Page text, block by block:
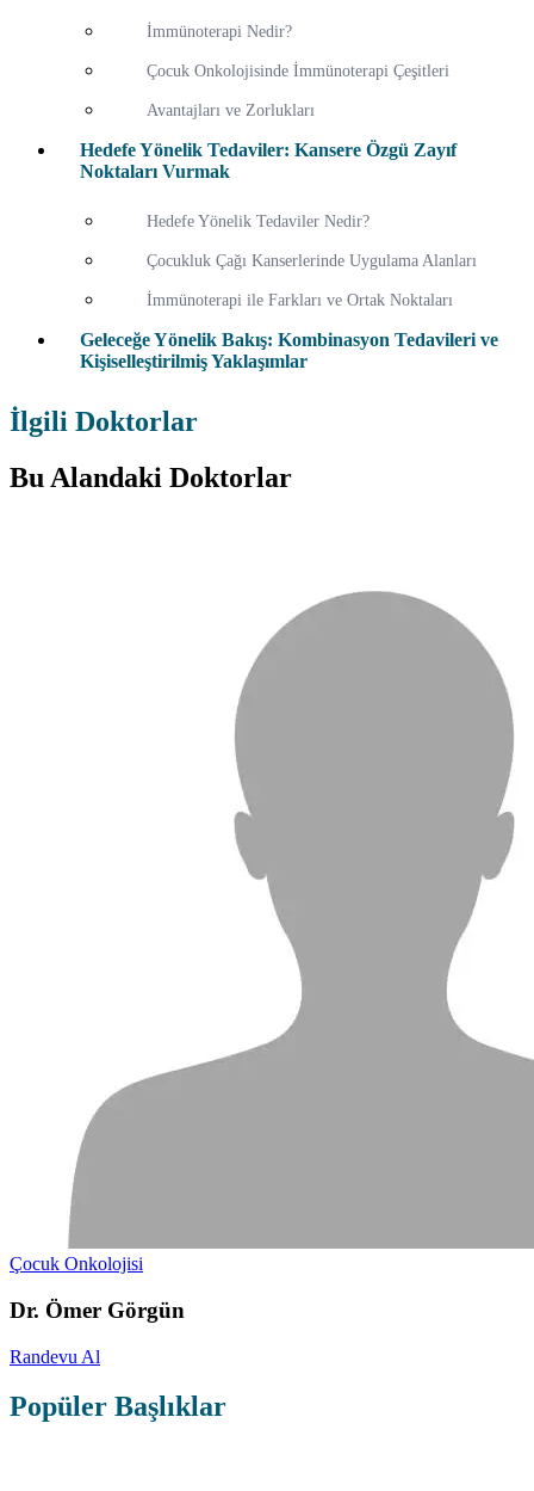
İmmünoterapi Nedir?
Çocuk Onkolojisinde İmmünoterapi Çeşitleri
Avantajları ve Zorlukları
Hedefe Yönelik Tedaviler: Kansere Özgü Zayıf
Noktaları Vurmak
Hedefe Yönelik Tedaviler Nedir?
Çocukluk Çağı Kanserlerinde Uygulama Alanları
İmmünoterapi ile Farkları ve Ortak Noktaları
Geleceğe Yönelik Bakış: Kombinasyon Tedavileri ve
Kişiselleştirilmiş Yaklaşımlar
İlgili Doktorlar
Bu Alandaki Doktorlar
Çocuk Onkolojisi
Dr. Ömer Görgün
Randevu Al
Popüler Başlıklar